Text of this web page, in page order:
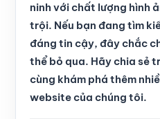
ninh với chất lượng hình
trội. Nếu bạn đang tìm
đáng tin cậy, đây chắc
thể bỏ qua. Hãy chia sẻ
cùng khám phá thêm
website của chúng tôi.